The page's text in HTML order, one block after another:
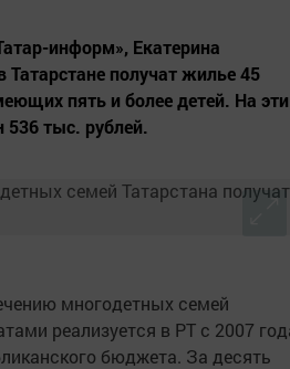
информ», Екатерина
получат жилье 45
пять и более детей. На эти
тыс. рублей.
многодетных семей
реализуется в РТ с 2007
бюджета. За десять